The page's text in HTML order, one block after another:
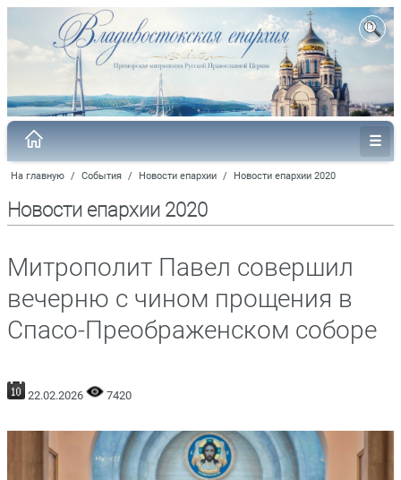
На главную / События / Новости епархии / Новости епархии 2020
Новости епархии 2020
Митрополит Павел совершил
вечерню с чином прощения в
Спасо-Преображенском соборе
22.02.2026 7420